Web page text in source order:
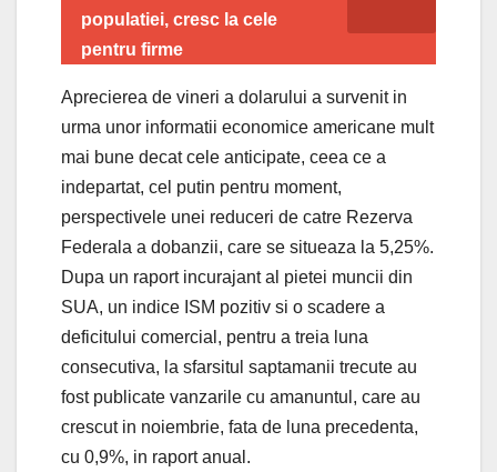
populatiei, cresc la cele
pentru firme
Aprecierea de vineri a dolarului a survenit in
urma unor informatii economice americane mult
mai bune decat cele anticipate, ceea ce a
indepartat, cel putin pentru moment,
perspectivele unei reduceri de catre Rezerva
Federala a dobanzii, care se situeaza la 5,25%.
Dupa un raport incurajant al pietei muncii din
SUA, un indice ISM pozitiv si o scadere a
deficitului comercial, pentru a treia luna
consecutiva, la sfarsitul saptamanii trecute au
fost publicate vanzarile cu amanuntul, care au
crescut in noiembrie, fata de luna precedenta,
cu 0,9%, in raport anual.